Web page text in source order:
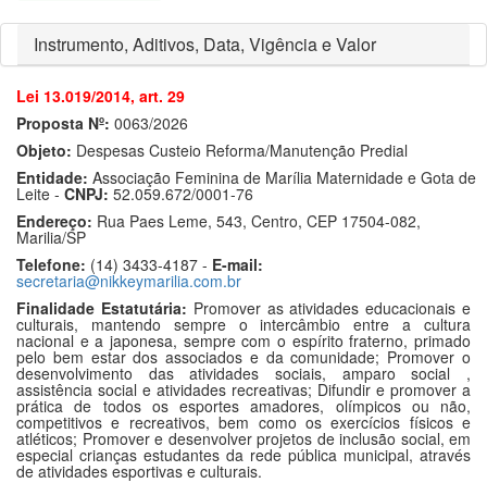
Instrumento, Aditivos, Data, Vigência e Valor
Lei 13.019/2014, art. 29
Proposta Nº: 0063/2026
Objeto: Despesas Custeio Reforma/Manutenção Predial
Entidade: Associação Feminina de Marília Maternidade e Gota de
Leite - CNPJ: 52.059.672/0001-76
Endereço: Rua Paes Leme, 543, Centro, CEP 17504-082,
Marilia/SP
Telefone: (14) 3433-4187 - E-mail:
secretaria@nikkeymarilia.com.br
Finalidade Estatutária: Promover as atividades educacionais e
culturais, mantendo sempre o intercâmbio entre a cultura
nacional e a japonesa, sempre com o espírito fraterno, primado
pelo bem estar dos associados e da comunidade; Promover o
desenvolvimento das atividades sociais, amparo social ,
assistência social e atividades recreativas; Difundir e promover a
prática de todos os esportes amadores, olímpicos ou não,
competitivos e recreativos, bem como os exercícios físicos e
atléticos; Promover e desenvolver projetos de inclusão social, em
especial crianças estudantes da rede pública municipal, através
de atividades esportivas e culturais.